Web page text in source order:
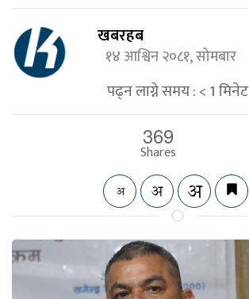
खबरहब
१४ आश्विन २०८१, सोमबार
पढ्न लाग्ने समय :< 1मिनेट
369
Shares